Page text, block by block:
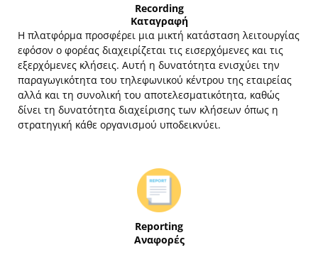
Recording
Καταγραφή
Η πλατφόρμα προσφέρει μια μικτή κατάσταση λειτουργίας
εφόσον ο φορέας διαχειρίζεται τις εισερχόμενες και τις
εξερχόμενες κλήσεις. Αυτή η δυνατότητα ενισχύει την
παραγωγικότητα του τηλεφωνικού κέντρου της εταιρείας
αλλά και τη συνολική του αποτελεσματικότητα, καθώς
δίνει τη δυνατότητα διαχείρισης των κλήσεων όπως η
στρατηγική κάθε οργανισμού υποδεικνύει.
Reporting
Αναφορές